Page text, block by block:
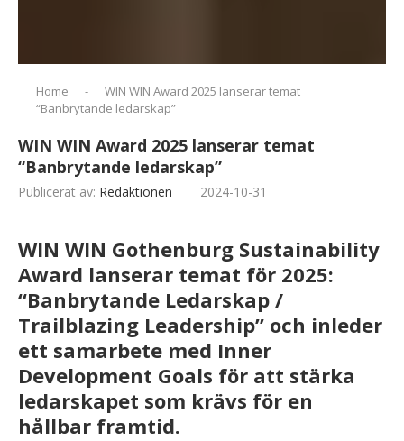
Home -
WIN WIN Award 2025 lanserar temat
“Banbrytande ledarskap”
WIN WIN Award 2025 lanserar temat
“Banbrytande ledarskap”
Publicerat av: Redaktionen 2024-10-31
WIN WIN Gothenburg Sustainability
Award lanserar temat för 2025:
“Banbrytande Ledarskap /
Trailblazing Leadership” och inleder
ett samarbete med Inner
Development Goals för att stärka
ledarskapet som krävs för en
hållbar framtid.